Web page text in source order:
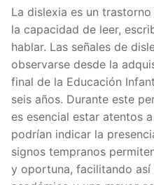
La dislexia es un
la capacidad de leer,
hablar. Las señales de
observarse desde la
final de la Educación
seis años. Durante este
es esencial estar atentos
podrían indicar la
signos tempranos
y oportuna, facilitando así